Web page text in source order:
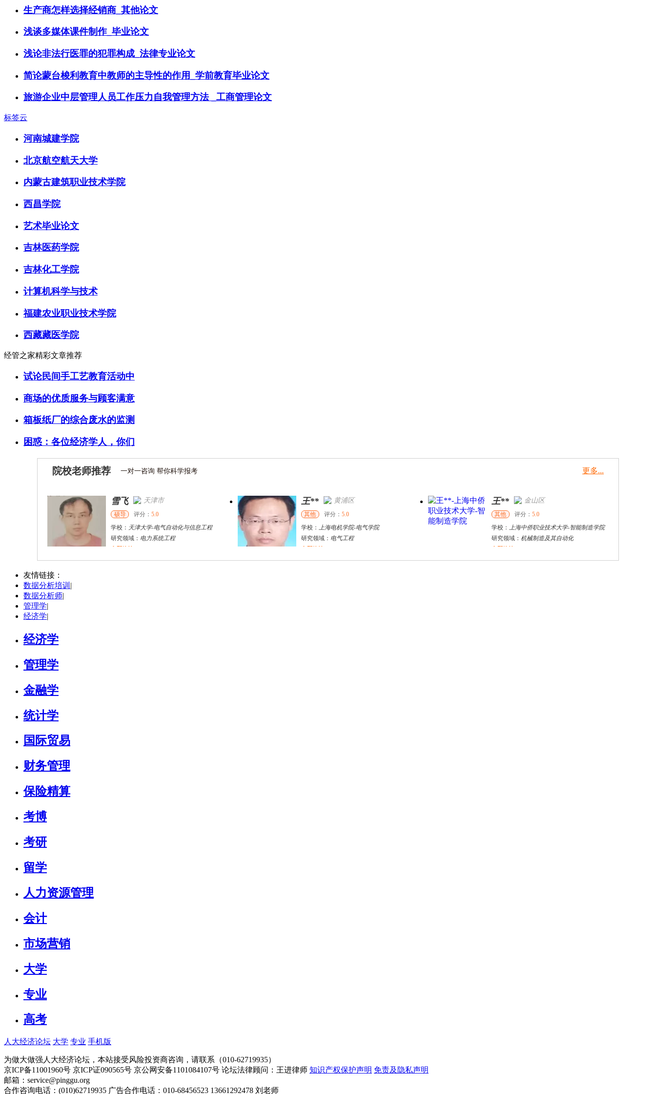
生产商怎样选择经销商_其他论文
浅谈多媒体课件制作_毕业论文
浅论非法行医罪的犯罪构成_法律专业论文
简论蒙台梭利教育中教师的主导性的作用_学前教育毕业论文
旅游企业中层管理人员工作压力自我管理方法 _工商管理论文
标签云
河南城建学院
北京航空航天大学
内蒙古建筑职业技术学院
西昌学院
艺术毕业论文
吉林医药学院
吉林化工学院
计算机科学与技术
福建农业职业技术学院
西藏藏医学院
经管之家精彩文章推荐
试论民间手工艺教育活动中
商场的优质服务与顾客满意
箱板纸厂的综合废水的监测
困惑：各位经济学人，你们
院校老师推荐 一对一咨询 帮你科学报考 更多...
雪飞 天津市
硕导 评分： 5.0
学校： 天津大学-电气自动化与信息工程
研究领域： 电力系统工程
王** 黄浦区
其他 评分： 5.0
学校： 上海电机学院-电气学院
研究领域： 电气工程
王** 金山区
其他 评分： 5.0
学校： 上海中侨职业技术大学-智能制造学院
研究领域： 机械制造及其自动化
杜** 黄浦区 戴稳胜 北京市 张千帆 哈尔滨市
友情链接：
数据分析培训 |
数据分析师|
管理学|
经济学|
经济学
管理学
金融学
统计学
国际贸易
财务管理
保险精算
考博
考研
留学
人力资源管理
会计
市场营销
大学
专业
高考
人大经济论坛 大学 专业 手机版
为做大做强人大经济论坛，本站接受风险投资商咨询，请联系（010-62719935）
京ICP备11001960号 京ICP证090565号 京公网安备1101084107号 论坛法律顾问：王进律师 知识产权保护声明 免责及隐私声明
邮箱：service@pinggu.org
合作咨询电话：(010)62719935 广告合作电话：010-68456523 13661292478 刘老师